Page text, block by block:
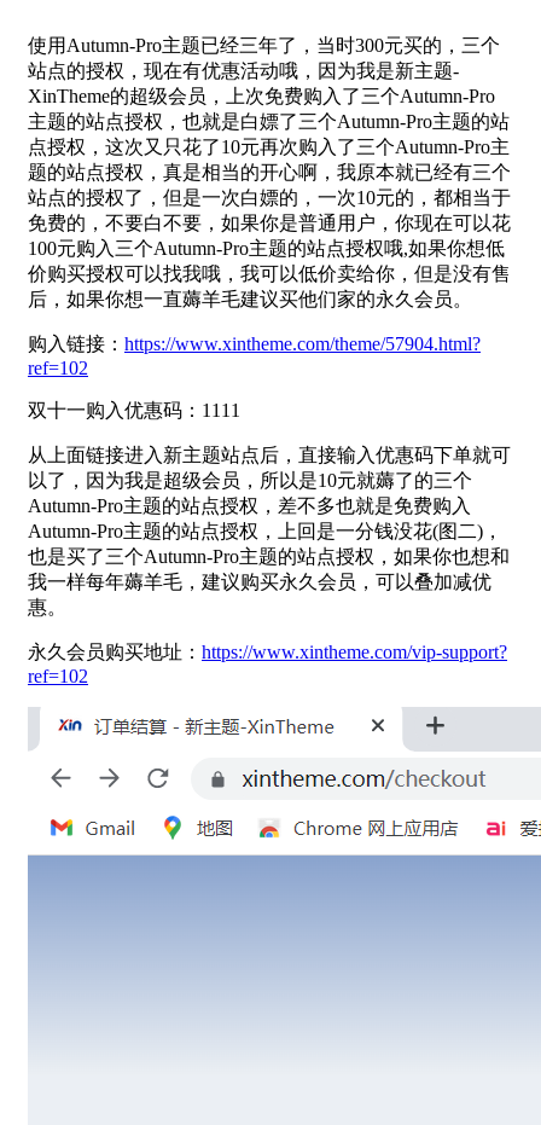
使用Autumn-Pro主题已经三年了，当时300元买的，三个
站点的授权，现在有优惠活动哦，因为我是新主题-
XinTheme的超级会员，上次免费购入了三个Autumn-Pro
主题的站点授权，也就是白嫖了三个Autumn-Pro主题的站
点授权，这次又只花了10元再次购入了三个Autumn-Pro主
题的站点授权，真是相当的开心啊，我原本就已经有三个
站点的授权了，但是一次白嫖的，一次10元的，都相当于
免费的，不要白不要，如果你是普通用户，你现在可以花
100元购入三个Autumn-Pro主题的站点授权哦,如果你想低
价购买授权可以找我哦，我可以低价卖给你，但是没有售
后，如果你想一直薅羊毛建议买他们家的永久会员。
购入链接： https://www.xintheme.com/theme/57904.html?
ref=102
双十一购入优惠码：1111
从上面链接进入新主题站点后，直接输入优惠码下单就可
以了，因为我是超级会员，所以是10元就薅了的三个
Autumn-Pro主题的站点授权，差不多也就是免费购入
Autumn-Pro主题的站点授权，上回是一分钱没花(图二)，
也是买了三个Autumn-Pro主题的站点授权，如果你也想和
我一样每年薅羊毛，建议购买永久会员，可以叠加减优
惠。
永久会员购买地址： https://www.xintheme.com/vip-support?
ref=102